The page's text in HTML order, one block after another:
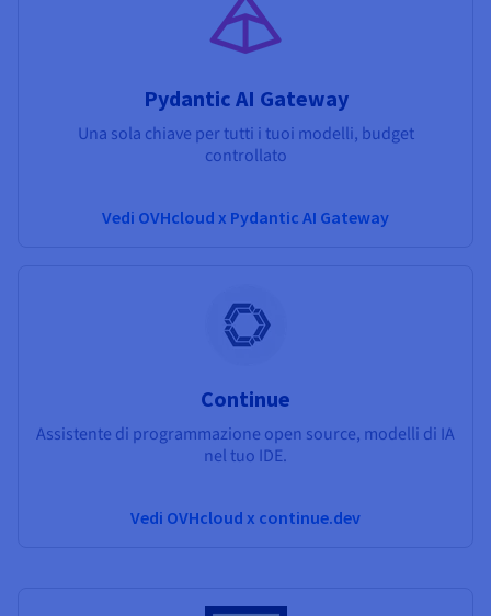
Pydantic AI Gateway
Una sola chiave per tutti i tuoi modelli, budget
controllato
Vedi OVHcloud x Pydantic AI Gateway
Continue
Assistente di programmazione open source, modelli di IA
nel tuo IDE.
Vedi OVHcloud x continue.dev